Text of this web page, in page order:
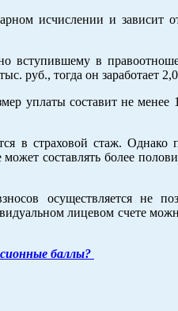
исчислении и зависит
вступившему в
руб., тогда он заработает
уплаты составит не
в страховой стаж. Однако
составлять более
осуществляется не
лицевом счете
баллы?